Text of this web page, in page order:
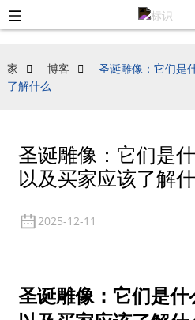
家 博客
圣诞雕像：它们是
了解什么
圣诞雕像：它们是
以及买家应该了解
2025-12-11
圣诞雕像：它们是什